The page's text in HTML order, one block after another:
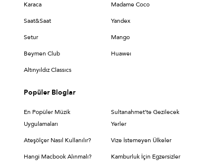
Karaca Madame Coco
Saat&Saat Yandex
Setur Mango
Beymen Club Huaweı
Altınyıldız Classıcs
Popüler Bloglar
En Popüler Müzik
Uygulamaları
Sultanahmet’te Gezilecek
Yerler
Ateşölçer Nasıl Kullanılır? Vize İstemeyen Ülkeler
Hangi Macbook Alınmalı?
Kamburluk İçin Egzersizler